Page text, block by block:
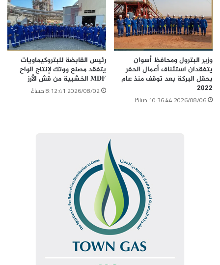
وزير البترول ومحافظ أسوان
يتفقدان استئناف أعمال الحفر
بحقل البركة بعد توقف منذ عام
2022
2026/08/06 10:36:44 صباحًا
رئيس القابضة للبتروكيماويات
يتفقد مصنع ووتك لإنتاج الواح
MDF الخشبية من قش الأرز
2026/08/02 8:12:41 مساءً